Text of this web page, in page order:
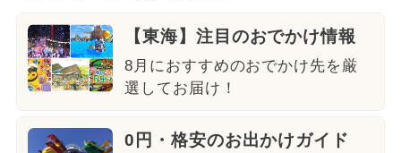
【東海】注目のおでかけ情報
8月におすすめのおでかけ先を厳
選してお届け！
0円・格安のお出かけガイド